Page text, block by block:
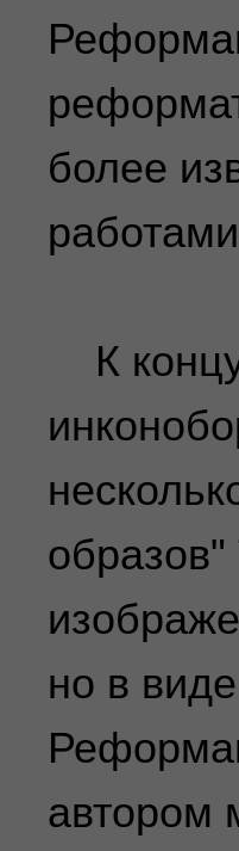
более
К
но в
автором